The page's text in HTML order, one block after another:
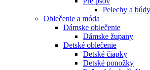
Pelechy a
Oblečenie a móda
Dámske oblečenie
Dámske župany
Detské oblečenie
Detské čiapky
Detské ponožky